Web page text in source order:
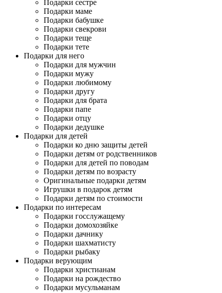
Подарки сестре
Подарки маме
Подарки бабушке
Подарки свекрови
Подарки теще
Подарки тете
Подарки для него
Подарки для мужчин
Подарки мужу
Подарки любимому
Подарки другу
Подарки для брата
Подарки папе
Подарки отцу
Подарки дедушке
Подарки для детей
Подарки ко дню защиты детей
Подарки детям от родственников
Подарки для детей по поводам
Подарки детям по возрасту
Оригинальные подарки детям
Игрушки в подарок детям
Подарки детям по стоимости
Подарки по интересам
Подарки госслужащему
Подарки домохозяйке
Подарки дачнику
Подарки шахматисту
Подарки рыбаку
Подарки верующим
Подарки христианам
Подарки на рождество
Подарки мусульманам